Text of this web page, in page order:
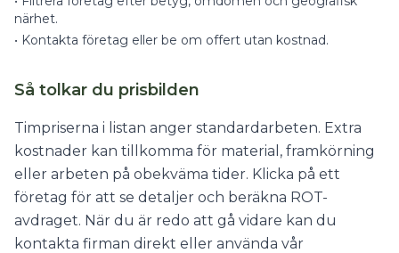
närhet.
• Kontakta företag eller be om offert utan kostnad.
Så tolkar du prisbilden
Timpriserna i listan anger standardarbeten. Extra
kostnader kan tillkomma för material, framkörning
eller arbeten på obekväma tider. Klicka på ett
företag för att se detaljer och beräkna ROT-
avdraget. När du är redo att gå vidare kan du
kontakta firman direkt eller använda vår